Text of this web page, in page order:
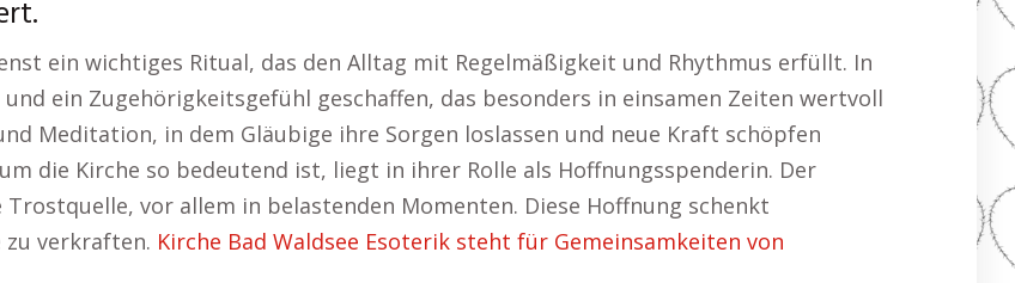
ein wichtiges Ritual, das den Alltag mit Regelmäßigkeit und Rhythmus erfüllt. In
ein Zugehörigkeitsgefühl geschaffen, das besonders in einsamen Zeiten wertvoll
Meditation, in dem Gläubige ihre Sorgen loslassen und neue Kraft schöpfen
die Kirche so bedeutend ist, liegt in ihrer Rolle als Hoffnungsspenderin. Der
vor allem in belastenden Momenten. Diese Hoffnung schenkt
zu verkraften. Kirche Bad Waldsee Esoterik steht für Gemeinsamkeiten von